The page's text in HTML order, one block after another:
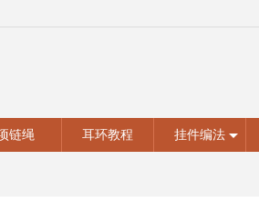
链绳 耳环教程 挂件编法